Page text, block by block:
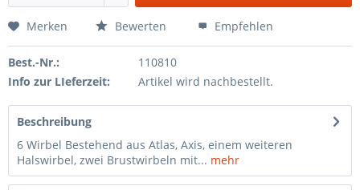
Merken Bewerten Empfehlen
Best.-Nr.:
110810
Info zur LIeferzeit:
Artikel wird nachbestellt.
Beschreibung
6 Wirbel Bestehend aus Atlas, Axis, einem weiteren
Halswirbel, zwei Brustwirbeln mit... mehr